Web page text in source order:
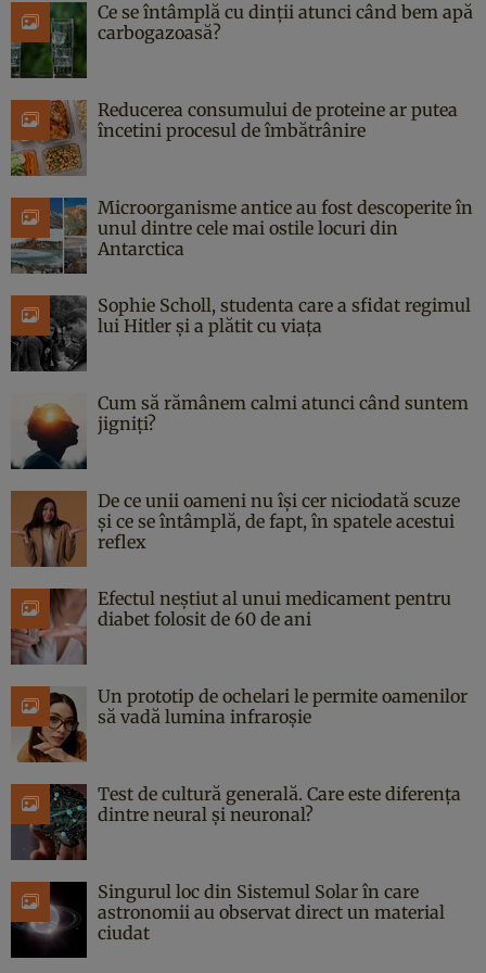
Ce se întâmplă cu dinții atunci când bem apă
carbogazoasă?
Reducerea consumului de proteine ar putea
încetini procesul de îmbătrânire
Microorganisme antice au fost descoperite în
unul dintre cele mai ostile locuri din
Antarctica
Sophie Scholl, studenta care a sfidat regimul
lui Hitler și a plătit cu viața
Cum să rămânem calmi atunci când suntem
jigniți?
De ce unii oameni nu își cer niciodată scuze
și ce se întâmplă, de fapt, în spatele acestui
reflex
Efectul neștiut al unui medicament pentru
diabet folosit de 60 de ani
Un prototip de ochelari le permite oamenilor
să vadă lumina infraroșie
Test de cultură generală. Care este diferența
dintre neural și neuronal?
Singurul loc din Sistemul Solar în care
astronomii au observat direct un material
ciudat